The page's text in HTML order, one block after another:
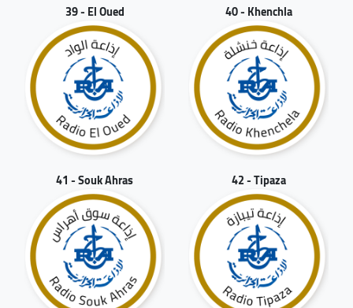
39 - El Oued 40 - Khenchla
41 - Souk Ahras 42 - Tipaza